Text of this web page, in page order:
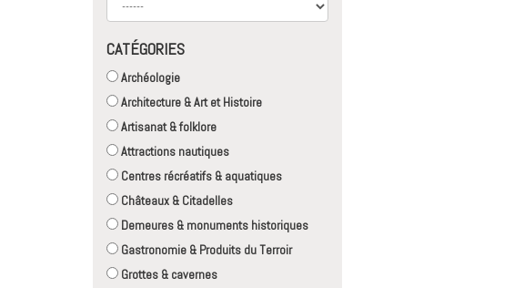
CATÉGORIES
Archéologie
Architecture & Art et Histoire
Artisanat & folklore
Attractions nautiques
Centres récréatifs & aquatiques
Châteaux & Citadelles
Demeures & monuments historiques
Gastronomie & Produits du Terroir
Grottes & cavernes